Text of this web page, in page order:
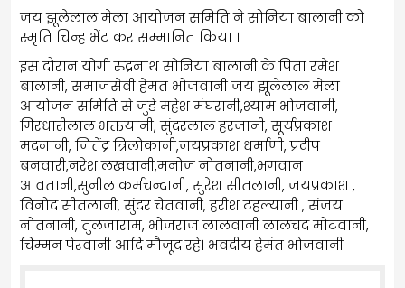
जय झूलेलाल मेला आयोजन समिति ने सोनिया बालानी को
स्मृति चिन्ह भेंट कर सम्मानित किया ।
इस दौरान योगी रुद्रनाथ सोनिया बालानी के पिता रमेश
बालानी, समाजसेवी हेमंत भोजवानी जय झूलेलाल मेला
आयोजन समिति से जुडे महेश मंघरानी,श्याम भोजवानी,
गिरधारीलाल भक्तयानी, सुंदरलाल हरजानी, सूर्यप्रकाश
मदनानी, जितेंद्र त्रिलोकानी,जयप्रकाश धर्माणी, प्रदीप
बनवारी,नरेश लखवानी,मनोज नोतनानी,भगवान
आवतानी,सुनील कर्मचन्दानी, सुरेश सीतलानी, जयप्रकाश ,
विनोद सीतलानी, सुंदर चेतवानी, हरीश टहल्यानी , संजय
नोतनानी, तुलजाराम, भोजराज लालवानी लालचंद मोटवानी,
चिम्मन पेरवानी आदि मौजूद रहे। भवदीय हेमंत भोजवानी